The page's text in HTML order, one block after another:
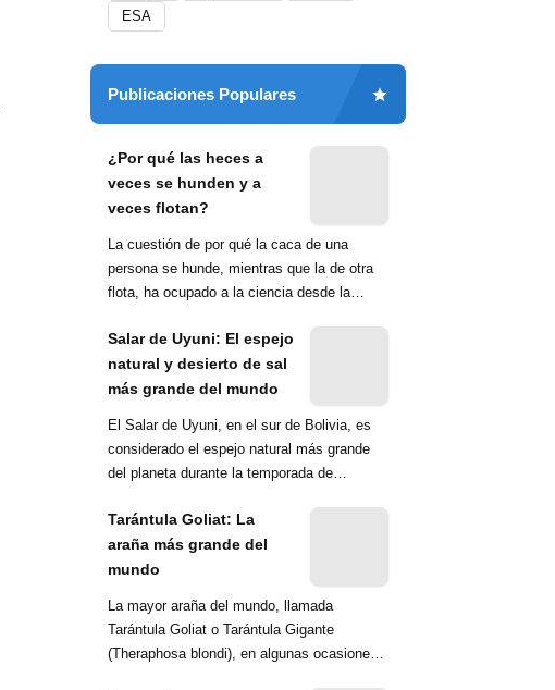
ESA
Publicaciones Populares
¿Por qué las heces a
veces se hunden y a
veces flotan?
La cuestión de por qué la caca de una
persona se hunde, mientras que la de otra
flota, ha ocupado a la ciencia desde la
Salar de Uyuni: El espejo
natural y desierto de sal
más grande del mundo
El Salar de Uyuni, en el sur de Bolivia, es
considerado el espejo natural más grande
del planeta durante la temporada de
Tarántula Goliat: La
araña más grande del
mundo
La mayor araña del mundo, llamada
Tarántula Goliat o Tarántula Gigante
(Theraphosa blondi), en algunas ocasiones